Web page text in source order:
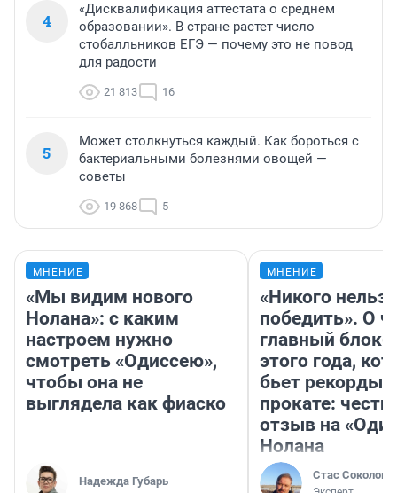
4
«Дисквалификация аттестата о среднем
образовании». В стране растет число
стобалльников ЕГЭ — почему это не повод
для радости
21 813 16
5
Может столкнуться каждый. Как бороться с
бактериальными болезнями овощей —
советы
19 868 5
МНЕНИЕ
«Мы видим нового
Нолана»: с каким
настроем нужно
смотреть «Одиссею»,
чтобы она не
выглядела как фиаско
Надежда Губарь
МНЕНИЕ
«Никого нельзя
победить». О
главный
этого года,
бьет рекорды в
прокате:
отзыв на
Нолана
Стас Соколов